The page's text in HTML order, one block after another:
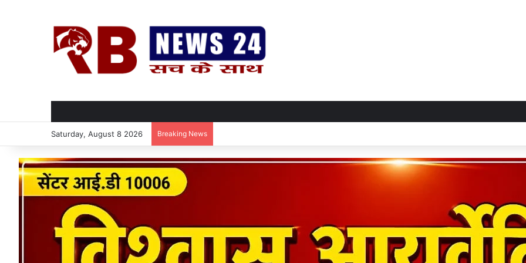
Saturday, August 8 2026 Breaking News